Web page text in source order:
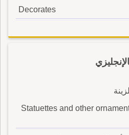
Decorates
Statuettes and other